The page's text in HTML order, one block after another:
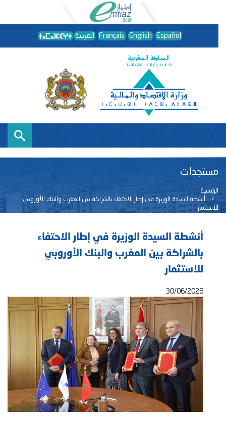
العربية Français English Español
مستجدات
الرئيسية
أنشطة السيدة الوزيرة في إطار الاحتفاء بالشراكة بين المغرب والبنك الأوروبي
للاستثمار
أنشطة السيدة الوزيرة في إطار الاحتفاء
بالشراكة بين المغرب والبنك الأوروبي
للاستثمار
30/06/2026